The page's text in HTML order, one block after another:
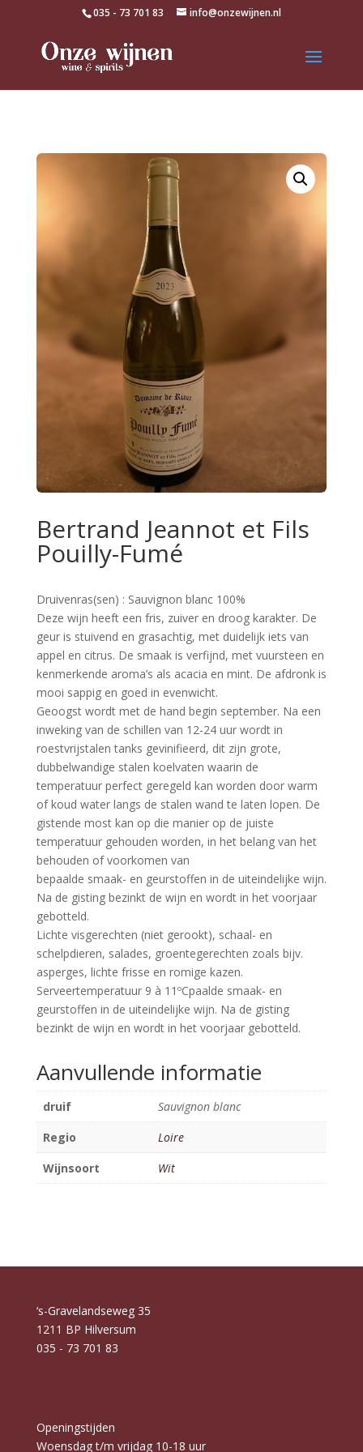
035 - 73 701 83 info@onzewijnen.nl
Bertrand Jeannot et Fils
Pouilly-Fumé
Druivenras(sen) : Sauvignon blanc 100%
Deze wijn heeft een fris, zuiver en droog karakter. De
geur is stuivend en grasachtig, met duidelijk iets van
appel en citrus. De smaak is verfijnd, met vuursteen en
kenmerkende aroma’s als acacia en mint. De afdronk is
mooi sappig en goed in evenwicht.
Geoogst wordt met de hand begin september. Na een
inweking van de schillen van 12-24 uur wordt in
roestvrijstalen tanks gevinifieerd, dit zijn grote,
dubbelwandige stalen koelvaten waarin de
temperatuur perfect geregeld kan worden door warm
of koud water langs de stalen wand te laten lopen. De
gistende most kan op die manier op de juiste
temperatuur gehouden worden, in het belang van het
behouden of voorkomen van
bepaalde smaak- en geurstoffen in de uiteindelijke wijn.
Na de gisting bezinkt de wijn en wordt in het voorjaar
gebotteld.
Lichte visgerechten (niet gerookt), schaal- en
schelpdieren, salades, groentegerechten zoals bijv.
asperges, lichte frisse en romige kazen.
Serveertemperatuur 9 à 11ºCpaalde smaak- en
geurstoffen in de uiteindelijke wijn. Na de gisting
bezinkt de wijn en wordt in het voorjaar gebotteld.
Aanvullende informatie
druif
Sauvignon blanc
Regio
Loire
Wijnsoort
Wit
‘s-Gravelandseweg 35
1211 BP Hilversum
035 - 73 701 83
Openingstijden
Woensdag t/m vrijdag 10-18 uur